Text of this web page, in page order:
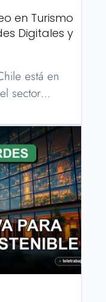
en Turismo
Digitales y
está en
sector…